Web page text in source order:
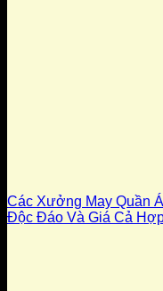
Các Xưởng May Quần
Độc Đáo Và Giá Cả